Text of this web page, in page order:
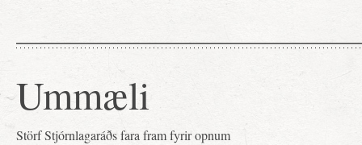
Ummæli
Störf Stjórnlagaráðs fara fram fyrir opnum